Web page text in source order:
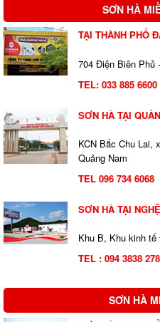
SƠN HÀ
TẠI THÀNH PHỐ
704 Điện Biên Phủ
TEL: 033 885 6600
SƠN HÀ TẠI
KCN Bắc Chu Lai,
Quảng Nam
TEL 096 734 6068
SƠN HÀ TẠI
Khu B, Khu kinh
TEL : 094 3838 278
SƠN HÀ